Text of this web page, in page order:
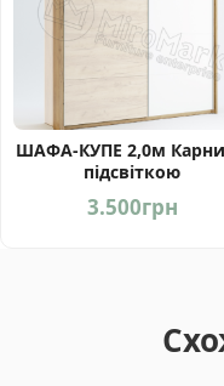
ШАФА-КУПЕ 2,0м
підсвіткою
3.500грн